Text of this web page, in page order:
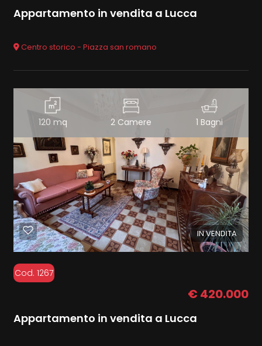
Appartamento in vendita a Lucca
Centro storico - Piazza san romano
120 mq 2 Camere 1 Bagni
IN VENDITA
Cod. 1267
€ 420.000
Appartamento in vendita a Lucca